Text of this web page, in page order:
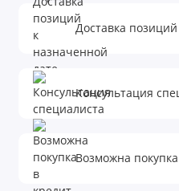
Доставка
Консультация
Возможна